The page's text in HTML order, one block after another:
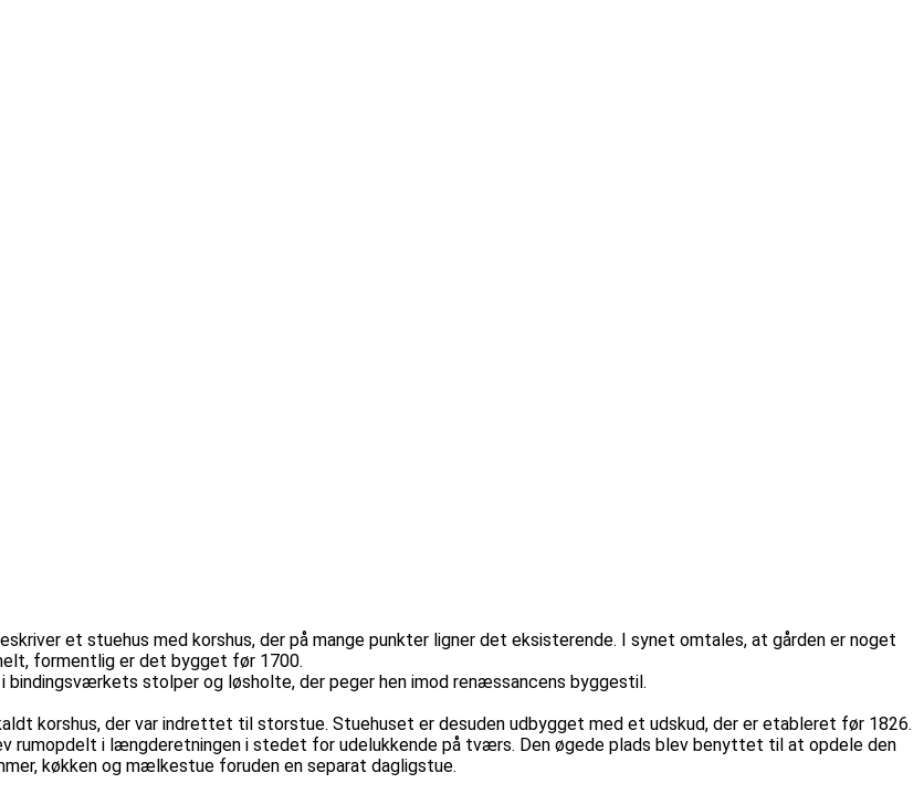
et stuehus med korshus, der på mange punkter ligner det eksisterende. I synet omtales, at gården er noget
formentlig er det bygget før 1700.
stolper og løsholte, der peger hen imod renæssancens byggestil.
korshus, der var indrettet til storstue. Stuehuset er desuden udbygget med et udskud, der er etableret før 1826.
rumopdelt i længderetningen i stedet for udelukkende på tværs. Den øgede plads blev benyttet til at opdele den
køkken og mælkestue foruden en separat dagligstue.